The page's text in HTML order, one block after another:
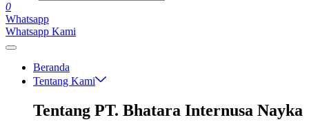
0
Whatsapp
Whatsapp Kami
Beranda
Tentang Kami
Tentang PT. Bhatara Internusa Nayka